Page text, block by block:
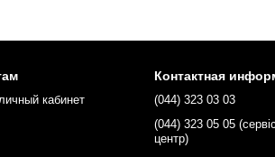
кабинет
Контактная
(044) 323 03 03
(044) 323 05 05
центр)